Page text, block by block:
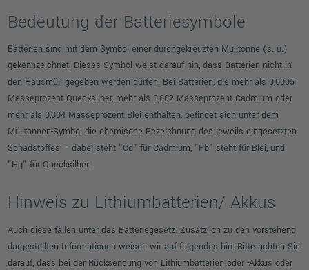
Bedeutung der Batteriesymbole
Batterien sind mit dem Symbol einer durchgekreuzten Mülltonne (s. u.)
gekennzeichnet. Dieses Symbol weist darauf hin, dass Batterien nicht in
den Hausmüll gegeben werden dürfen. Bei Batterien, die mehr als 0,0005
Masseprozent Quecksilber, mehr als 0,002 Masseprozent Cadmium oder
mehr als 0,004 Masseprozent Blei enthalten, befindet sich unter dem
Mülltonnen-Symbol die chemische Bezeichnung des jeweils eingesetzten
Schadstoffes – dabei steht "Cd" für Cadmium, "Pb" steht für Blei, und
"Hg" für Quecksilber.
Hinweis zu Lithiumbatterien/ Akkus
Auch diese fallen unter das Batteriegesetz. Zusätzlich zu den vorstehend
dargestellten Informationen weisen wir auf folgendes hin: Bitte achten Sie
darauf, dass bei der Rücksendung von Lithiumbatterien oder -Akkus oder